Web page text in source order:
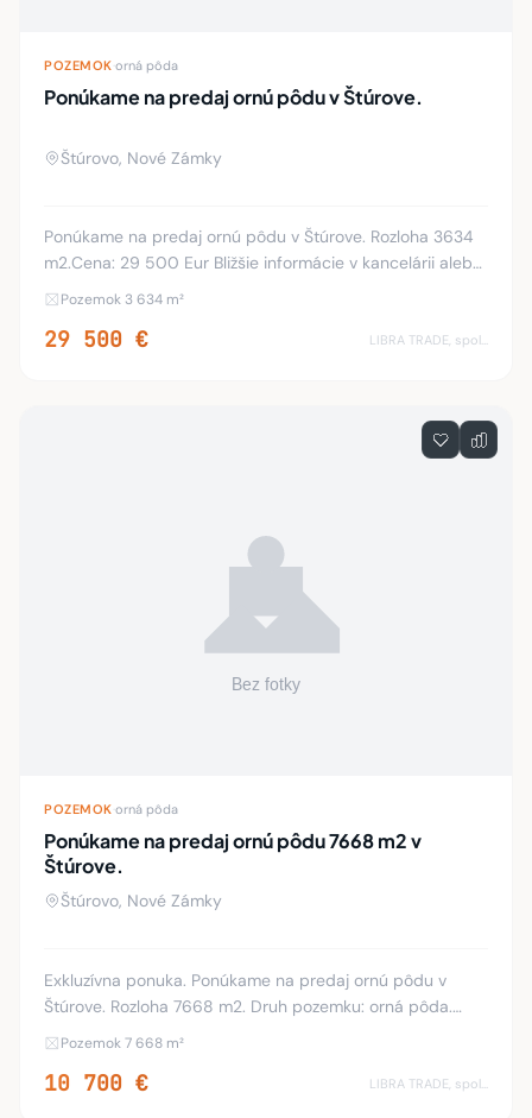
POZEMOK orná pôda
Ponúkame na predaj ornú pôdu v Štúrove.
Štúrovo, Nové Zámky
Ponúkame na predaj ornú pôdu v Štúrove. Rozloha 3634
m2.Cena: 29 500 Eur Bližšie informácie v kancelárii alebo
na tel. čísle: 0905/659 793
Pozemok 3 634 m²
29 500 € LIBRA TRADE, spol.s.r.o.
POZEMOK orná pôda
Ponúkame na predaj ornú pôdu 7668 m2 v
Štúrove.
Štúrovo, Nové Zámky
Exkluzívna ponuka. Ponúkame na predaj ornú pôdu v
Štúrove. Rozloha 7668 m2. Druh pozemku: orná pôda.
Nachádza sa neďaleko Továrenskej cesty v Štúrove.
Pozemok 7 668 m²
10 700 €